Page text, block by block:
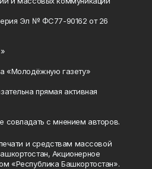
Эл № ФС77-90162 от 26
«Молодёжную газету»
прямая активная
совпадать с мнением авторов.
и средствам массовой
Акционерное
«Республика Башкортостан».